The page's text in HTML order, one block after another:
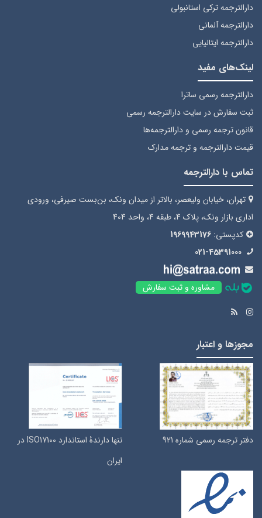
دارالترجمه ترکی استانبولی
دارالترجمه آلمانی
دارالترجمه ایتالیایی
لینک‌های مفید
دارالترجمه رسمی ساترا
ثبت سفارشدر سایت دارالترجمه رسمی
قانون ترجمه رسمی و دارالترجمه‌ها
قیمت دارالترجمه و ترجمه مدارک
تماس با دارالترجمه
تهران، خیابان ولیعصر، بالاتر از میدان ونک، بن‌بست صیرفی، ورودی
اداری بازار ونک، پلاک 4، طبقه 4، واحد 404
کدپستی: 1969943176
021-45391000
مشاوره و ثبت سفارش
مجوزها و اعتبار
دفتر ترجمه رسمی شماره 921
تنها دارندۀ استاندارد ISO17100 در
ایران